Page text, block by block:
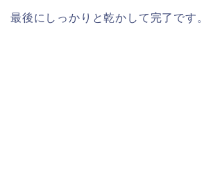
最後にしっかりと乾かして完了です。